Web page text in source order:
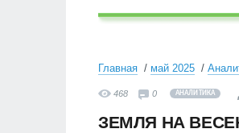
Главная май 2025
468 0 АНАЛИТИКА
ЗЕМЛЯ НА